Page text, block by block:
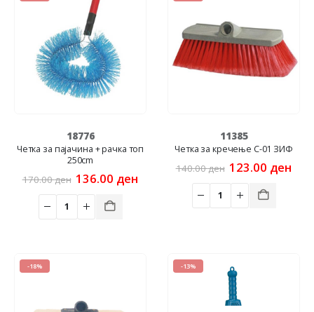
18776
Четка за пајачина + рачка топ
250cm
170.00ден Original
was:
170.00 ден.
136.00 ден
136.00 ден.
11385
Четка за кречење C-01 ЗИФ
140.00ден Original
was:
140.00 ден.
123.00 ден
-18% -13%